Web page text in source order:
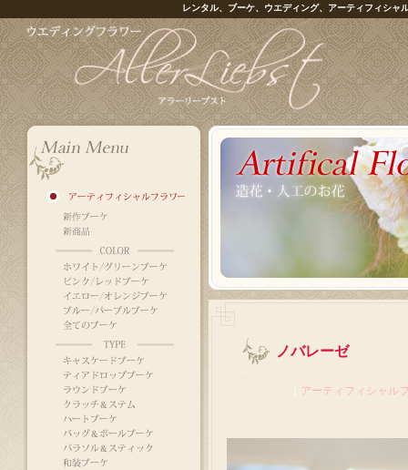
レンタル、ブーケ、ウエディング、アーティフィシャ
ノバレーゼ
アーティフィシャル